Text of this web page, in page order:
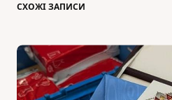
СХОЖІ ЗАПИСИ